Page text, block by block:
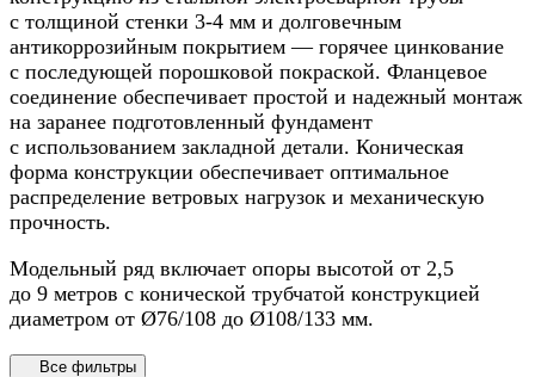
с толщиной стенки 3-4 мм и долговечным
антикоррозийным покрытием — горячее цинкование
с последующей порошковой покраской. Фланцевое
соединение обеспечивает простой и надежный монтаж
на заранее подготовленный фундамент
с использованием закладной детали. Коническая
форма конструкции обеспечивает оптимальное
распределение ветровых нагрузок и механическую
прочность.
Модельный ряд включает опоры высотой от 2,5
до 9 метров с конической трубчатой конструкцией
диаметром от Ø76/108 до Ø108/133 мм.
Все фильтры